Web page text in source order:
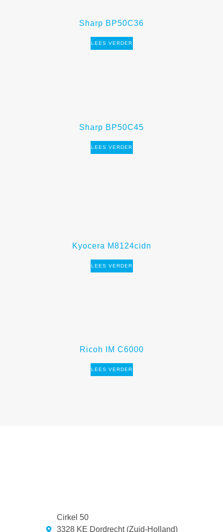
Sharp BP50C36
LEES VERDER
Sharp BP50C45
LEES VERDER
Kyocera M8124cidn
LEES VERDER
Ricoh IM C6000
LEES VERDER
Cirkel 50
3328 KE Dordrecht (Zuid-Holland)